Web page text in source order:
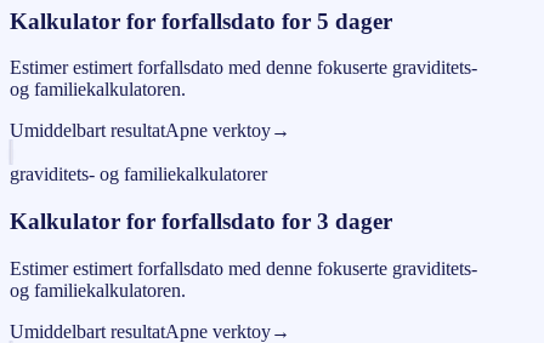
Kalkulator for forfallsdato for 5 dager
Estimer estimert forfallsdato med denne fokuserte graviditets-
og familiekalkulatoren.
Umiddelbart resultatApne verktoy→
graviditets- og familiekalkulatorer
Kalkulator for forfallsdato for 3 dager
Estimer estimert forfallsdato med denne fokuserte graviditets-
og familiekalkulatoren.
Umiddelbart resultatApne verktoy→